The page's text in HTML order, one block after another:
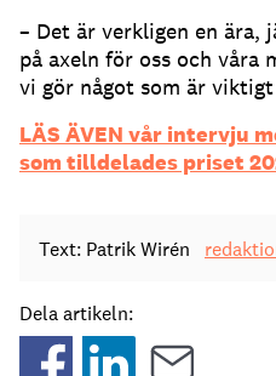
– Det är verkligen en ära,
på axeln för oss och våra
vi gör något som är
LÄS ÄVEN vår intervju
som tilldelades priset
Text: Patrik Wirén
Dela artikeln: